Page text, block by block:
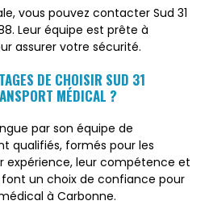
vous pouvez contacter Sud 31
Leur équipe est prête à
assurer votre sécurité.
DE CHOISIR SUD 31
MÉDICAL ?
par son équipe de
qualifiés, formés pour les
expérience, leur compétence et
un choix de confiance pour
à Carbonne.